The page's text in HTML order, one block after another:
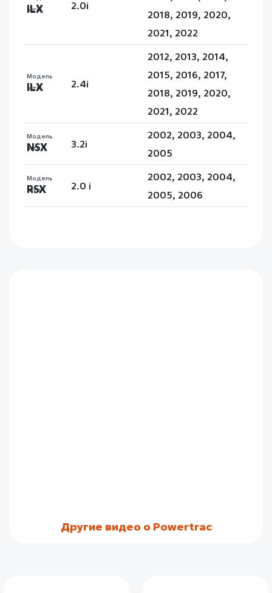
авто
ILX 2.0i
2018, 2019, 2020,
2021, 2022
Модель
авто
ILX 2.4i
2012, 2013, 2014,
2015, 2016, 2017,
2018, 2019, 2020,
2021, 2022
Модель
авто
NSX 3.2i
2002, 2003, 2004,
2005
Модель
авто
RSX 2.0 i
2002, 2003, 2004,
2005, 2006
Другие видео о Powertrac